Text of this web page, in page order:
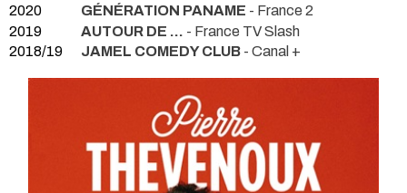
2020
GÉNÉRATION PANAME - France 2
2019
AUTOUR DE ... - France TV Slash
2018/19
JAMEL COMEDY CLUB - Canal +